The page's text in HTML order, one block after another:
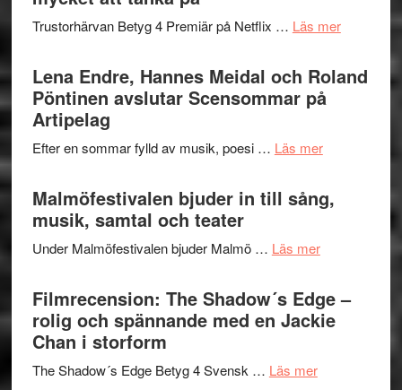
–
Delvis
bortom
terräng
Trustorhärvan Betyg 4 Premiär på Netflix … Läs merom
–
Lena Endre, Hannes Meidal och Roland
Pöntinen avslutar Scensommar på
Artipelag
Efter en sommar fylld av musik, poesi … Läs merom
Hannes
Pöntinen
avslutar
Malmöfestivalen bjuder in till sång,
musik, samtal och teater
Under Malmöfestivalen bjuder Malmö … Läs merom
in
till
Filmrecension: The Shadow´s Edge –
rolig och spännande med en Jackie
Chan i storform
The Shadow´s Edge Betyg 4 Svensk … Läs merom